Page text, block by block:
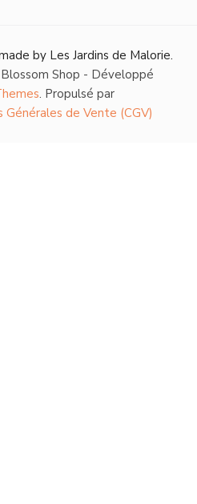
by Les Jardins de Malorie.
Blossom Shop - Développé
. Propulsé par
Générales de Vente (CGV)